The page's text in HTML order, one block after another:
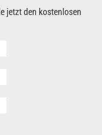
jetzt den kostenlosen